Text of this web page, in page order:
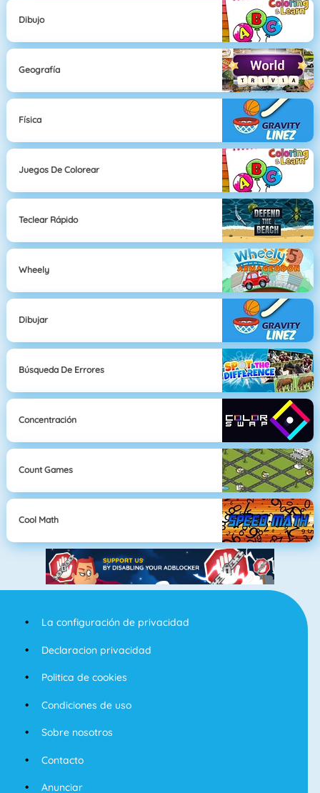
Dibujo
Geografía
Física
Juegos De Colorear
Teclear Rápido
Wheely
Dibujar
Búsqueda De Errores
Concentración
Count Games
Cool Math
La configuración de privacidad
Declaracion privacidad
Politica de cookies
Condiciones de uso
Sobre nosotros
Contacto
Anunciar